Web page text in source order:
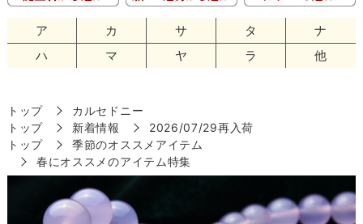
ア カ サ タ
ナ
ハ
マ ヤ ラ 他
トップ
カルセドニー
トップ
新着情報
2026/07/29再入荷
トップ
季節のオススメアイテム
春にオススメのアイテム特集